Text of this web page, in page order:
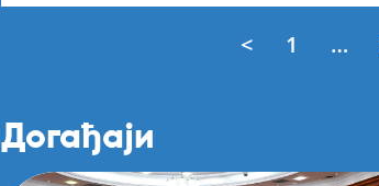
< 1 …
Догађаји